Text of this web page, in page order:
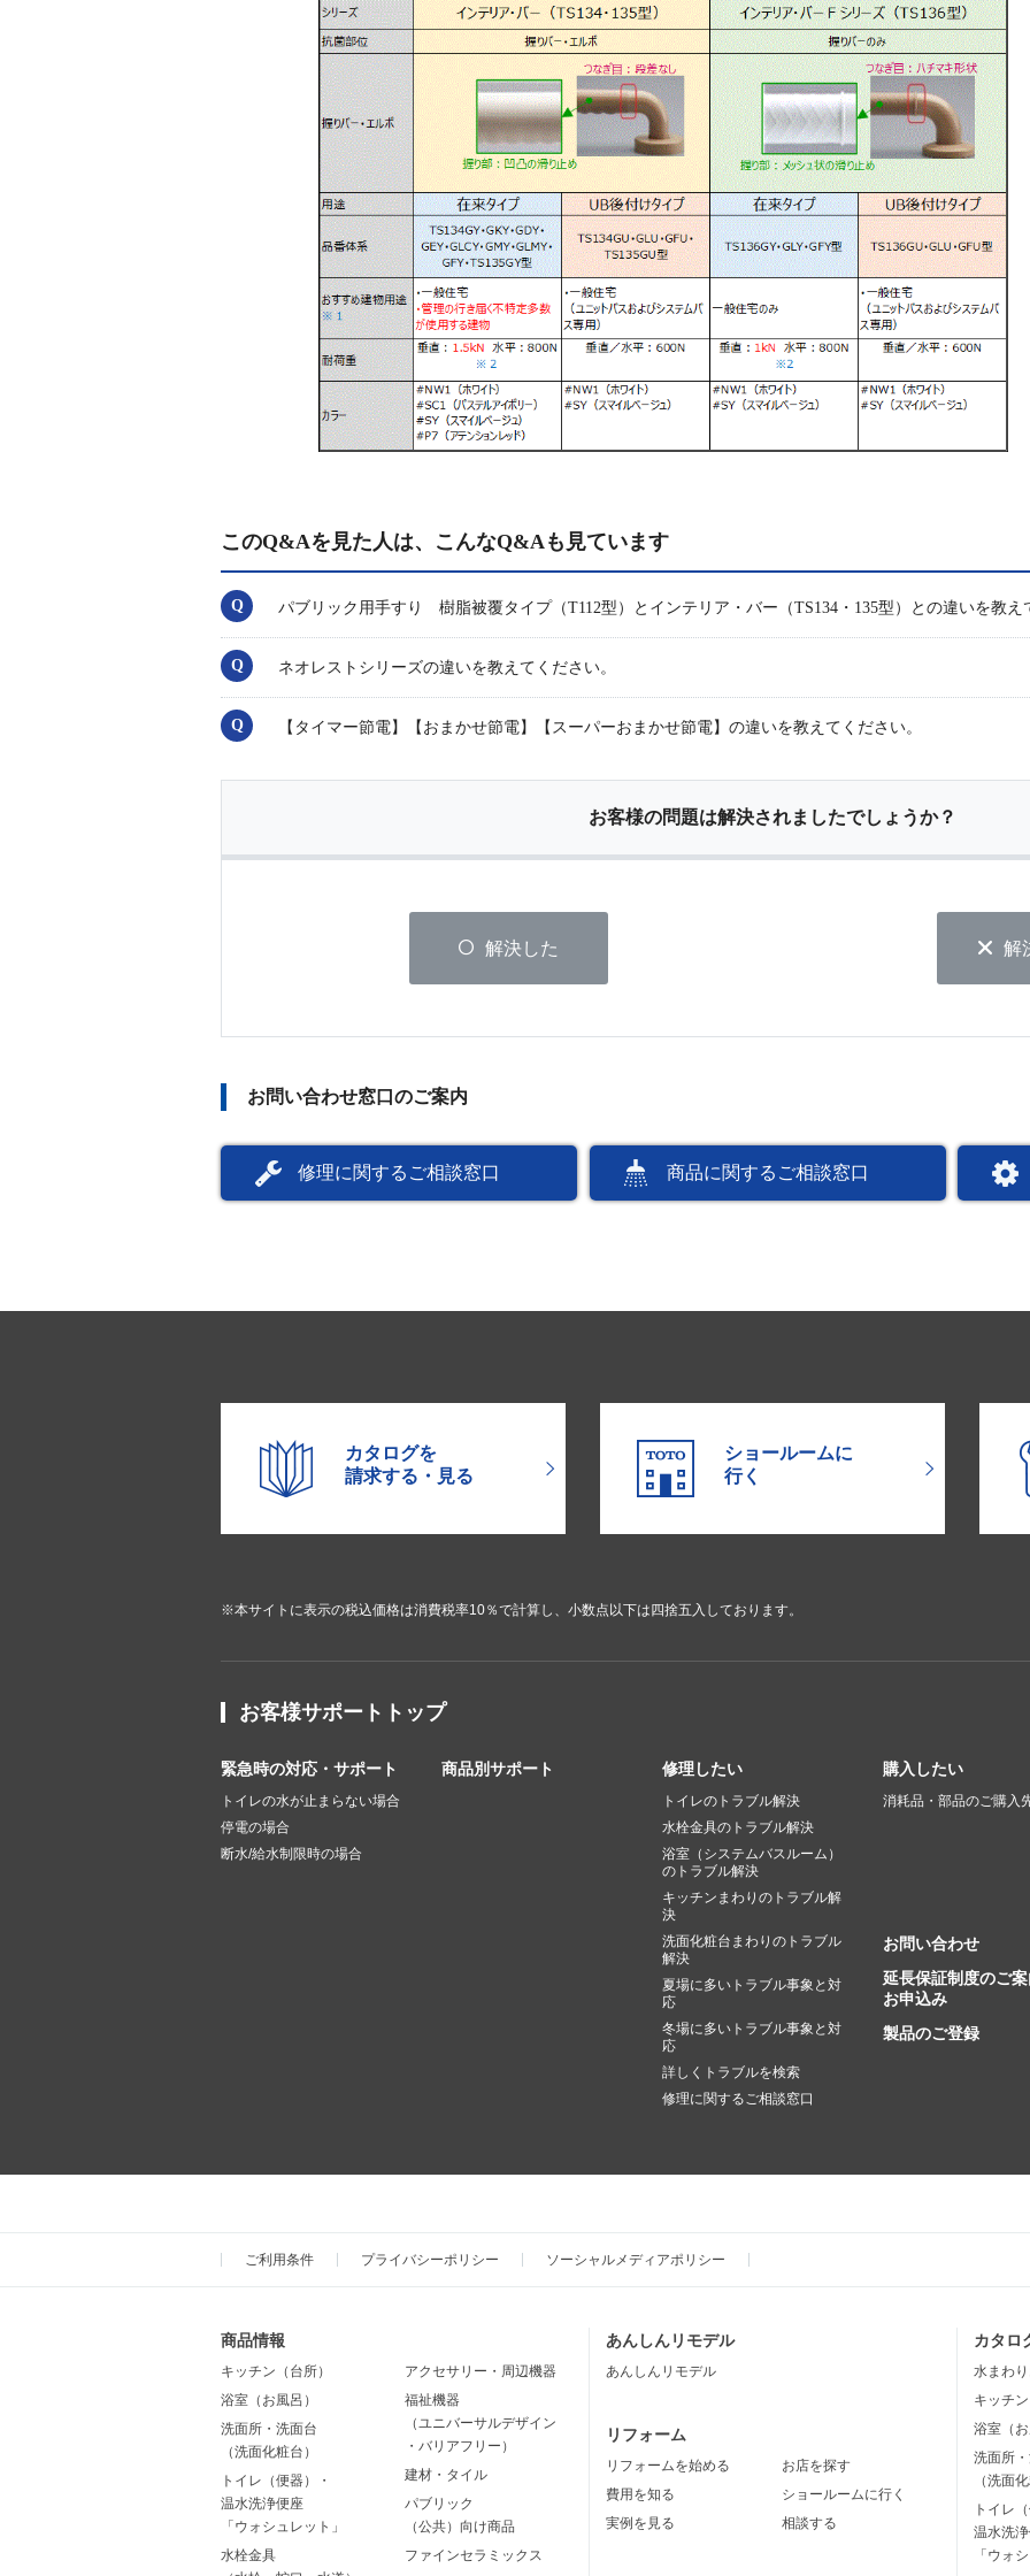
このQ&Aを見た人は、こんなQ&Aも見ています
パブリック用手すり 樹脂被覆タイプ（T112型）とインテリア・バー（TS134・135型）との違いを教え
ネオレストシリーズの違いを教えてください。
【タイマー節電】【おまかせ節電】【スーパーおまかせ節電】の違いを教えてください。
お客様の問題は解決されましたでしょうか？
解決した 解
お問い合わせ窓口のご案内
修理に関するご相談窓口 商品に関するご相談窓口
カタログを
請求する・見る
ショールームに
行く
※本サイトに表示の税込価格は消費税率10％で計算し、小数点以下は四捨五入しております。
お客様サポートトップ
緊急時の対応・サポート
トイレの水が止まらない場合
停電の場合
断水/給水制限時の場合
商品別サポート 修理したい
トイレのトラブル解決
水栓金具のトラブル解決
浴室（システムバスルーム）
のトラブル解決
キッチンまわりのトラブル解
決
洗面化粧台まわりのトラブル
解決
夏場に多いトラブル事象と対
応
冬場に多いトラブル事象と対
応
詳しくトラブルを検索
修理に関するご相談窓口
購入したい
消耗品・部品のご購入
お問い合わせ
延長保証制度のご案
お申込み
製品のご登録
ご利用条件 プライバシーポリシー ソーシャルメディアポリシー
商品情報
キッチン（台所）
浴室（お風呂）
洗面所・洗面台
（洗面化粧台）
トイレ（便器）・
温水洗浄便座
「ウォシュレット」
水栓金具
アクセサリー・周辺機器
福祉機器
（ユニバーサルデザイン
・バリアフリー）
建材・タイル
パブリック
（公共）向け商品
ファインセラミックス
あんしんリモデル
あんしんリモデル
リフォーム
リフォームを始める
費用を知る
実例を見る
お店を探す
ショールームに行く
相談する
カタロ
水まわ
キッチン
浴室（お
洗面所
（洗面
トイレ
温水洗
「ウォ